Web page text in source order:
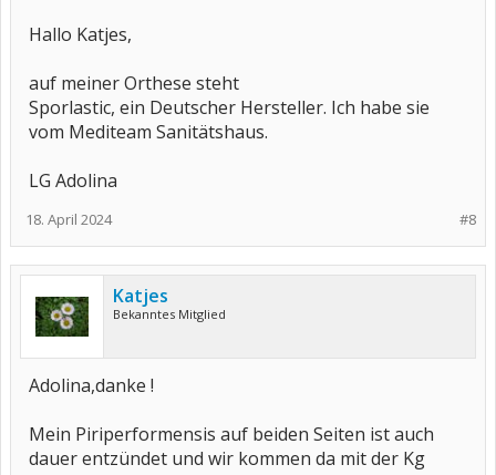
Hallo Katjes,
auf meiner Orthese steht
Sporlastic, ein Deutscher Hersteller. Ich habe sie
vom Mediteam Sanitätshaus.
LG Adolina
#8
18. April 2024
Katjes
Bekanntes Mitglied
Adolina,danke !
Mein Piriperformensis auf beiden Seiten ist auch
dauer entzündet und wir kommen da mit der Kg